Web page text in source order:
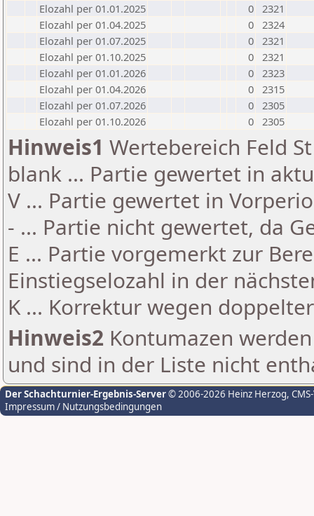
Elozahl per 01.01.2025
0 2321
Elozahl per 01.04.2025
0 2324
Elozahl per 01.07.2025
0 2321
Elozahl per 01.10.2025
0 2321
Elozahl per 01.01.2026
0 2323
Elozahl per 01.04.2026
0 2315
Elozahl per 01.07.2026
0 2305
Elozahl per 01.10.2026
0 2305
Hinweis1 Wertebereich Feld
blank ... Partie gewertet in
V ... Partie gewertet in
- ... Partie nicht gewertet, da
E ... Partie vorgemerkt zur
Einstiegselozahl in der
K ... Korrektur wegen
Hinweis2 Kontumazen
und sind in der Liste nicht
Der Schachturnier-Ergebnis-Server© 2006-2026 Heinz Herzog,
Impressum / Nutzungsbedingungen